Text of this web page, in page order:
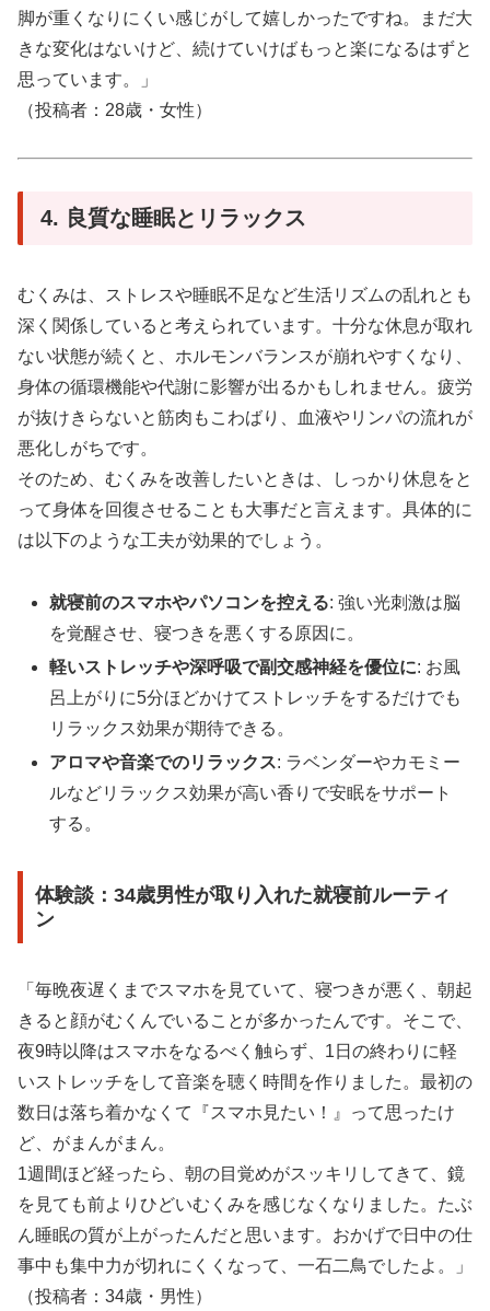
脚が重くなりにくい感じがして嬉しかったですね。まだ大
きな変化はないけど、続けていけばもっと楽になるはずと
思っています。」
（投稿者：28歳・女性）
4. 良質な睡眠とリラックス
むくみは、ストレスや睡眠不足など生活リズムの乱れとも
深く関係していると考えられています。十分な休息が取れ
ない状態が続くと、ホルモンバランスが崩れやすくなり、
身体の循環機能や代謝に影響が出るかもしれません。疲労
が抜けきらないと筋肉もこわばり、血液やリンパの流れが
悪化しがちです。
そのため、むくみを改善したいときは、しっかり休息をと
って身体を回復させることも大事だと言えます。具体的に
は以下のような工夫が効果的でしょう。
就寝前のスマホやパソコンを控える: 強い光刺激は脳
を覚醒させ、寝つきを悪くする原因に。
軽いストレッチや深呼吸で副交感神経を優位に: お風
呂上がりに5分ほどかけてストレッチをするだけでも
リラックス効果が期待できる。
アロマや音楽でのリラックス: ラベンダーやカモミー
ルなどリラックス効果が高い香りで安眠をサポート
する。
体験談：34歳男性が取り入れた就寝前ルーティ
ン
「毎晩夜遅くまでスマホを見ていて、寝つきが悪く、朝起
きると顔がむくんでいることが多かったんです。そこで、
夜9時以降はスマホをなるべく触らず、1日の終わりに軽
いストレッチをして音楽を聴く時間を作りました。最初の
数日は落ち着かなくて『スマホ見たい！』って思ったけ
ど、がまんがまん。
1週間ほど経ったら、朝の目覚めがスッキリしてきて、鏡
を見ても前よりひどいむくみを感じなくなりました。たぶ
ん睡眠の質が上がったんだと思います。おかげで日中の仕
事中も集中力が切れにくくなって、一石二鳥でしたよ。」
（投稿者：34歳・男性）